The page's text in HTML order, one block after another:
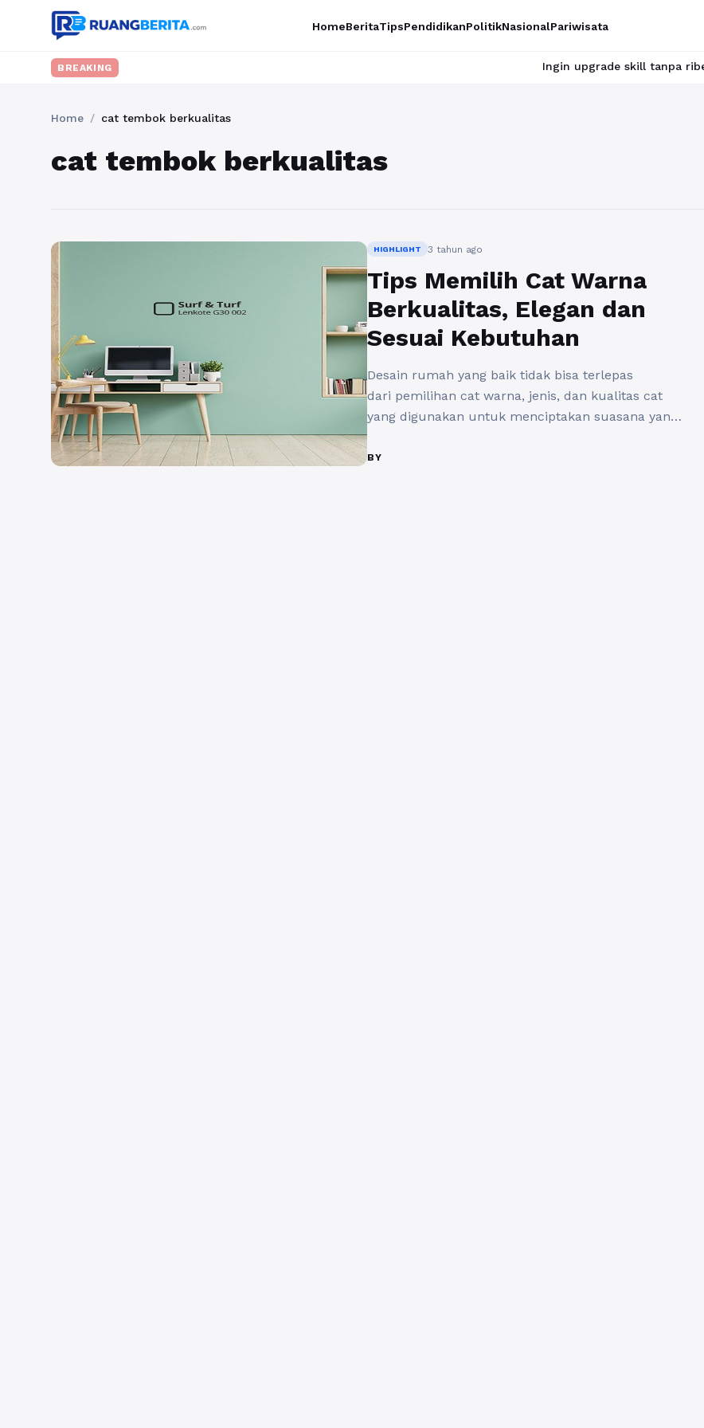
HomeBeritaTipsPendidikanPolitikNasionalPariwisata
BREAKING Ingin upgrade skill tanpa ribet?
Home / cat tembok berkualitas
cat tembok berkualitas
HIGHLIGHT 3 tahun ago
Tips Memilih Cat Warna
Berkualitas, Elegan dan
Sesuai Kebutuhan
Desain rumah yang baik tidak bisa terlepas
dari pemilihan cat warna, jenis, dan kualitas cat
yang digunakan untuk menciptakan suasana yang
yang baik akan menentukan keberhasilan suasana
BY